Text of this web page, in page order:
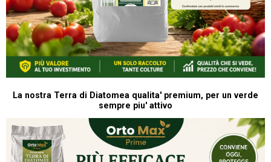
La nostra Terra di Diatomea qualita' premium, per un verde
sempre piu' attivo